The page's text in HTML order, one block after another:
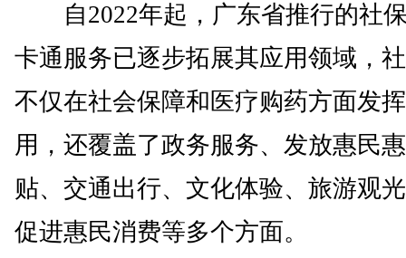
自2022年起，广东省推行的社
卡通服务已逐步拓展其应用领域，
不仅在社会保障和医疗购药方面发
用，还覆盖了政务服务、发放惠民
贴、交通出行、文化体验、旅游观
促进惠民消费等多个方面。